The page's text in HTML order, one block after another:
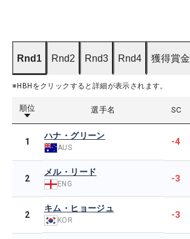
Rnd1 Rnd2 Rnd3 Rnd4 獲得賞金
※HBHをクリックすると詳細が表示されます。
順位 選手名 SC
1
ハナ・グリーン
AUS
-4
2
メル・リード
ENG -3
2
キム・ヒョージュ
KOR -3